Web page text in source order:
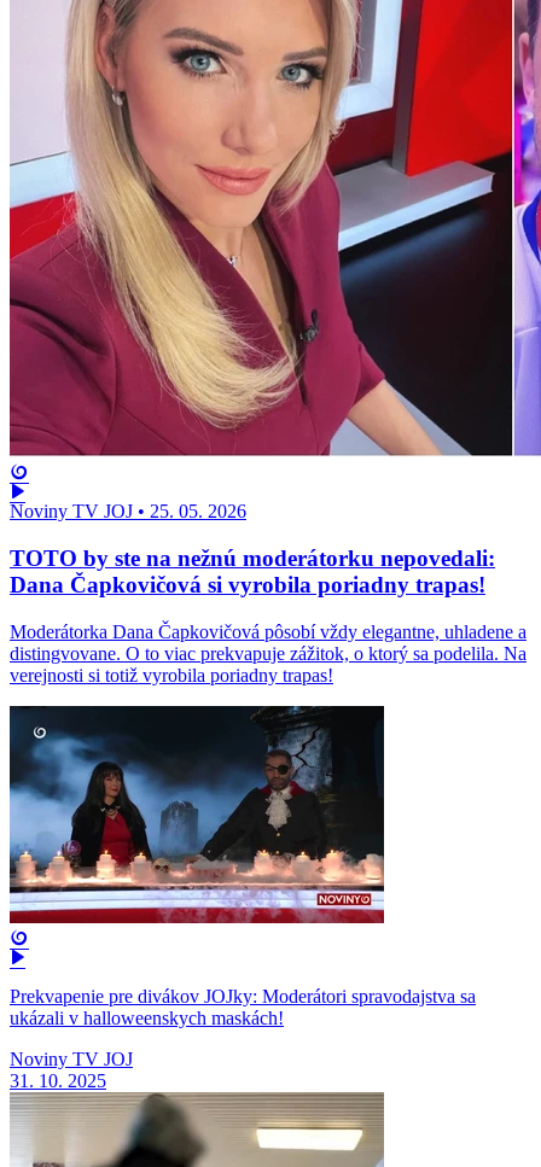
Noviny TV JOJ • 25. 05. 2026
TOTO by ste na nežnú moderátorku nepovedali:
Dana Čapkovičová si vyrobila poriadny trapas!
Moderátorka Dana Čapkovičová pôsobí vždy elegantne, uhladene a
distingvovane. O to viac prekvapuje zážitok, o ktorý sa podelila. Na
verejnosti si totiž vyrobila poriadny trapas!
Prekvapenie pre divákov JOJky: Moderátori spravodajstva sa
ukázali v halloweenskych maskách!
Noviny TV JOJ
31. 10. 2025